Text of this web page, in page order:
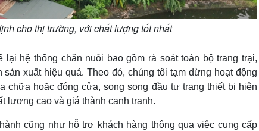
cho thị trường, với chất lượng tốt nhất
hệ thống chăn nuôi bao gồm rà soát toàn bộ trang trại,
xuất hiệu quả. Theo đó, chúng tôi tạm dừng hoạt động
chữa hoặc đóng cửa, song song đầu tư trang thiết bị hiện
lượng cao và giá thành cạnh tranh.
cũng như hỗ trợ khách hàng thông qua việc cung cấp